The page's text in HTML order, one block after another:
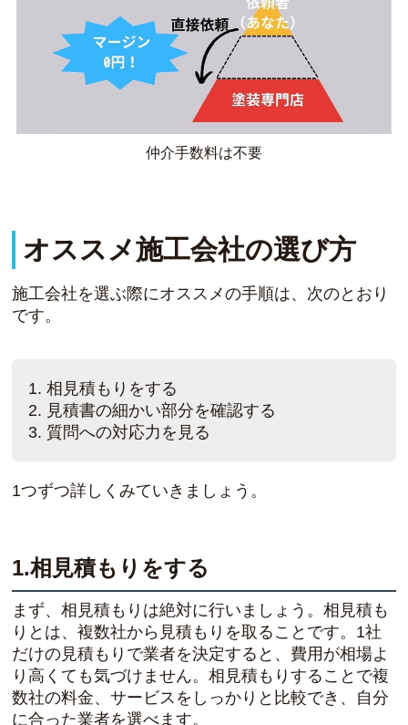
仲介手数料は不要
オススメ施工会社の選び方
施工会社を選ぶ際にオススメの手順は、次のとおり
です。
相見積もりをする
見積書の細かい部分を確認する
質問への対応力を見る
1つずつ詳しくみていきましょう。
1.相見積もりをする
まず、相見積もりは絶対に行いましょう。相見積も
りとは、複数社から見積もりを取ることです。1社
だけの見積もりで業者を決定すると、費用が相場よ
り高くても気づけません。相見積もりすることで複
数社の料金、サービスをしっかりと比較でき、自分
に合った業者を選べます。